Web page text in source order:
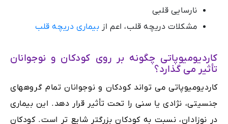
نارسایی قلبی
مشکلات دریچه قلب، اعم از بیماری دریچه قلب
کاردیومیوپاتی چگونه بر روی کودکان و نوجوانان
تأثیر می گذارد؟
کاردیومیوپاتی می تواند کودکان و نوجوانان تمام گروههای
جنسیتی، نژادی یا سنی را تحت تأثیر قرار دهد. این بیماری
در نوزادان، نسبت به کودکان بزرگتر شایع تر است. کودکان